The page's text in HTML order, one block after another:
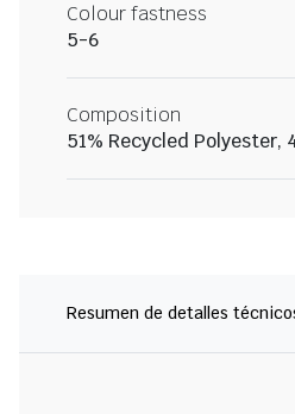
Colour fastness
5-6
Composition
51% Recycled Polyester,
Resumen de detalles